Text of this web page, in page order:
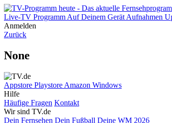
Live-TV Programm Auf Deinem Gerät Aufnahmen
Anmelden
Zurück
None
Appstore Playstore Amazon Windows
Hilfe
Häufige Fragen Kontakt
Wir sind TV.de
Dein Fernsehen Dein Fußball Deine WM 2026